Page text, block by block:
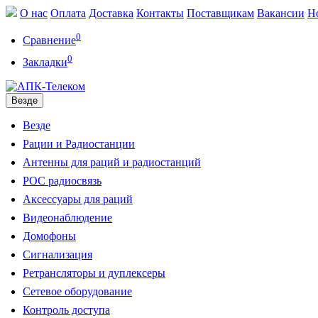
О нас Оплата Доставка Контакты Поставщикам Вакансии
Сравнение0
Закладки0
Везде
Везде
Рации и Радиостанции
Антенны для раций и радиостанций
POC радиосвязь
Аксессуары для раций
Видеонаблюдение
Домофоны
Сигнализация
Ретрансляторы и дуплексеры
Сетевое оборудование
Контроль доступа